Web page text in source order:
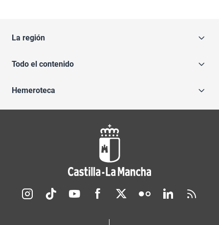
La región
Todo el contenido
Hemeroteca
Redes sociales JCCM